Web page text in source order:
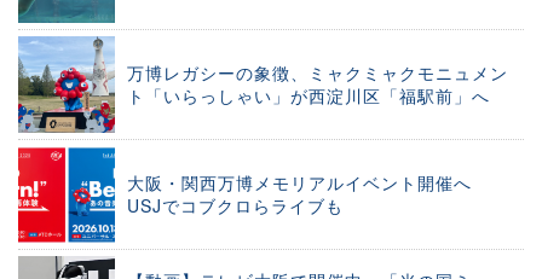
万博レガシーの象徴、ミャクミャクモニュメン
ト「いらっしゃい」が西淀川区「福駅前」へ
大阪・関西万博メモリアルイベント開催へ
USJでコブクロらライブも